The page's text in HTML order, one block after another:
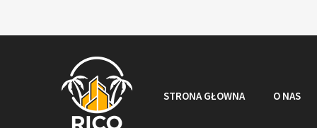
STRONA GŁOWNA O NAS